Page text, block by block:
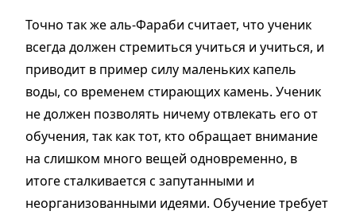
Точно так же аль-Фараби считает, что ученик
всегда должен стремиться учиться и учиться, и
приводит в пример силу маленьких капель
воды, со временем стирающих камень. Ученик
не должен позволять ничему отвлекать его от
обучения, так как тот, кто обращает внимание
на слишком много вещей одновременно, в
итоге сталкивается с запутанными и
неорганизованными идеями. Обучение требует